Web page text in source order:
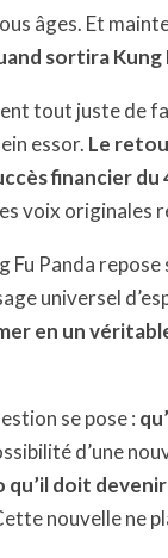
âges. Et
sortira Kung
tout juste de
essor. Le
financier du
voix originales
Fu Panda
universel
en un
se pose :
d’une
qu’il doit
nouvelle ne